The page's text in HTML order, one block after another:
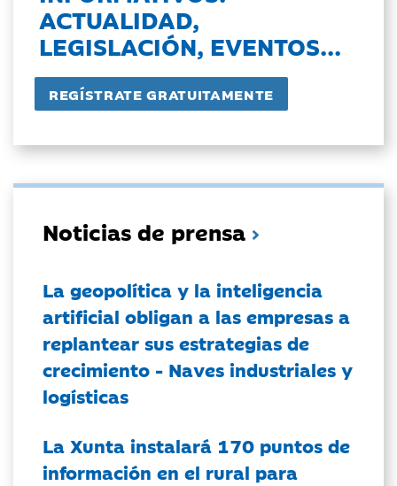
ACTUALIDAD,
LEGISLACIÓN, EVENTOS...
Noticias de prensa
La geopolítica y la inteligencia
artificial obligan a las empresas a
replantear sus estrategias de
crecimiento - Naves industriales y
logísticas
La Xunta instalará 170 puntos de
información en el rural para